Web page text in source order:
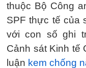
thuộc Bộ Công
SPF thực tế của
với con số ghi
Cảnh sát Kinh tế
luận kem chống